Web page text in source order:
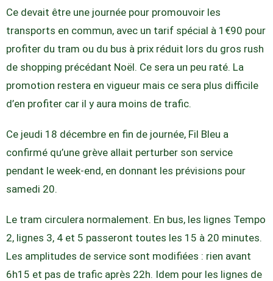
Ce devait être une journée pour promouvoir les
transports en commun, avec un tarif spécial à 1€90 pour
profiter du tram ou du bus à prix réduit lors du gros rush
de shopping précédant Noël. Ce sera un peu raté. La
promotion restera en vigueur mais ce sera plus difficile
d’en profiter car il y aura moins de trafic.
Ce jeudi 18 décembre en fin de journée, Fil Bleu a
confirmé qu’une grève allait perturber son service
pendant le week-end, en donnant les prévisions pour
samedi 20.
Le tram circulera normalement. En bus, les lignes Tempo
2, lignes 3, 4 et 5 passeront toutes les 15 à 20 minutes.
Les amplitudes de service sont modifiées : rien avant
6h15 et pas de trafic après 22h. Idem pour les lignes de